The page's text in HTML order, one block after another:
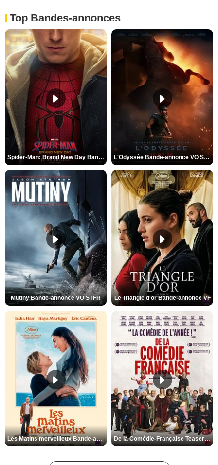
Top Bandes-annonces
Spider-Man: Brand New Day Bande-annonce VO STFR L'Odyssée Bande-annonce VO STFR
Mutiny Bande-annonce VO STFR Le Triangle d'or Bande-annonce VF
Les Matins merveilleux Bande-annonce VF De la Comédie-Française Teaser VF